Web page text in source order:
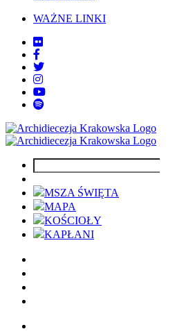
WAŻNE LINKI
MSZA ŚWIĘTA
MAPA
KOŚCIOŁY
KAPŁANI